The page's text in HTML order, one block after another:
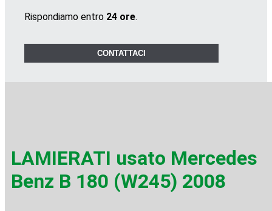
Rispondiamo entro 24 ore.
CONTATTACI
LAMIERATI usato Mercedes
Benz B 180 (W245) 2008